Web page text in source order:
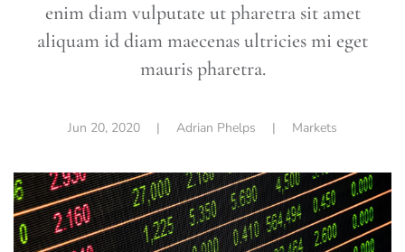
enim diam vulputate ut pharetra sit amet
aliquam id diam maecenas ultricies mi eget
mauris pharetra.
Jun 20, 2020 | Adrian Phelps | Markets